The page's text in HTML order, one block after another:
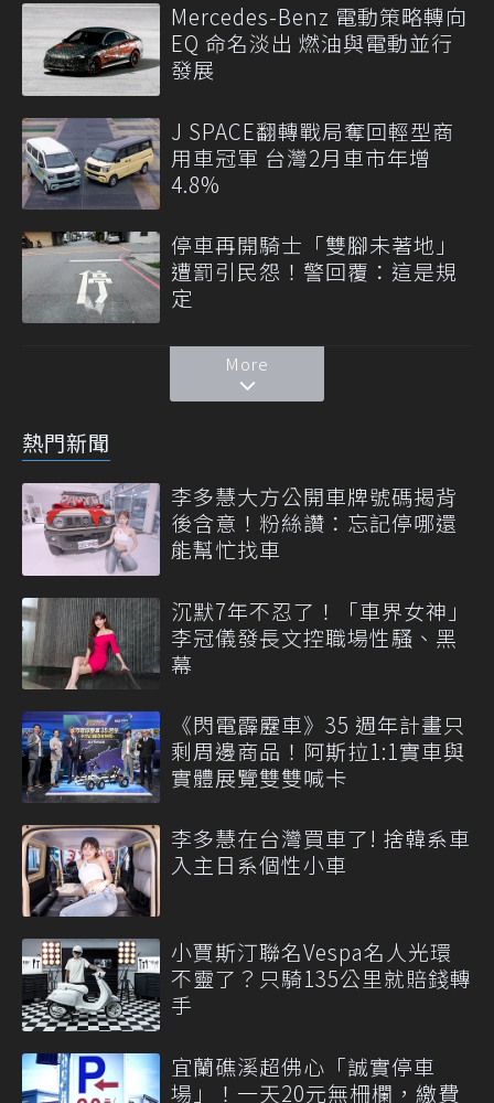
Mercedes-Benz 電動策略轉向
EQ 命名淡出 燃油與電動並行
發展
J SPACE翻轉戰局奪回輕型商
用車冠軍 台灣2月車市年增
4.8%
停車再開騎士「雙腳未著地」
遭罰引民怨！警回覆：這是規
定
More
熱門新聞
李多慧大方公開車牌號碼揭背
後含意！粉絲讚：忘記停哪還
能幫忙找車
沉默7年不忍了！「車界女神」
李冠儀發長文控職場性騷、黑
幕
《閃電霹靂車》35 週年計畫只
剩周邊商品！阿斯拉1:1實車與
實體展覽雙雙喊卡
李多慧在台灣買車了! 捨韓系車
入主日系個性小車
小賈斯汀聯名Vespa名人光環
不靈了？只騎135公里就賠錢轉
手
宜蘭礁溪超佛心「誠實停車
場」！一天20元無柵欄，繳費